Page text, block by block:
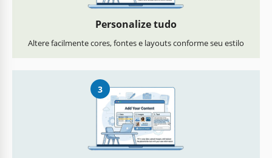
Personalize tudo
Altere facilmente cores, fontes e layouts conforme seu estilo
3